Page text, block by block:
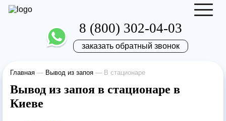
8 (800) 302-04-03
заказать обратный звонок
Главная — Вывод из запоя — В стационаре
Вывод из запоя в стационаре в
Киеве
Запись на приём
Ваше имя
Отправить резюме
Ваше имя